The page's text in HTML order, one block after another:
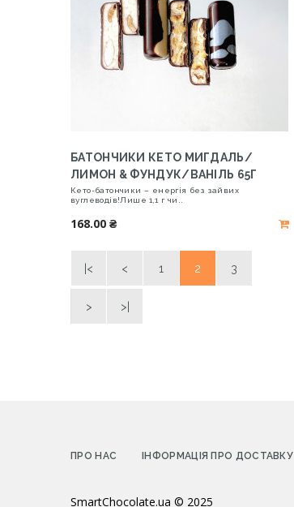
БАТОНЧИКИ КЕТО МИГДАЛЬ/
ЛИМОН & ФУНДУК/ВАНІЛЬ 65Г
Кето-батончики – енергія без зайвих
вуглеводів!Лише 1,1 г чи..
168.00 ₴
|< < 1 2 3
> >|
ПРО НАС ІНФОРМАЦІЯ ПРО ДОСТАВКУ
SmartChocolate.ua © 2025